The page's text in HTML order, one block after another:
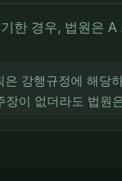
한 경우, 법원은
강행규정에 해당
이 없더라도 법